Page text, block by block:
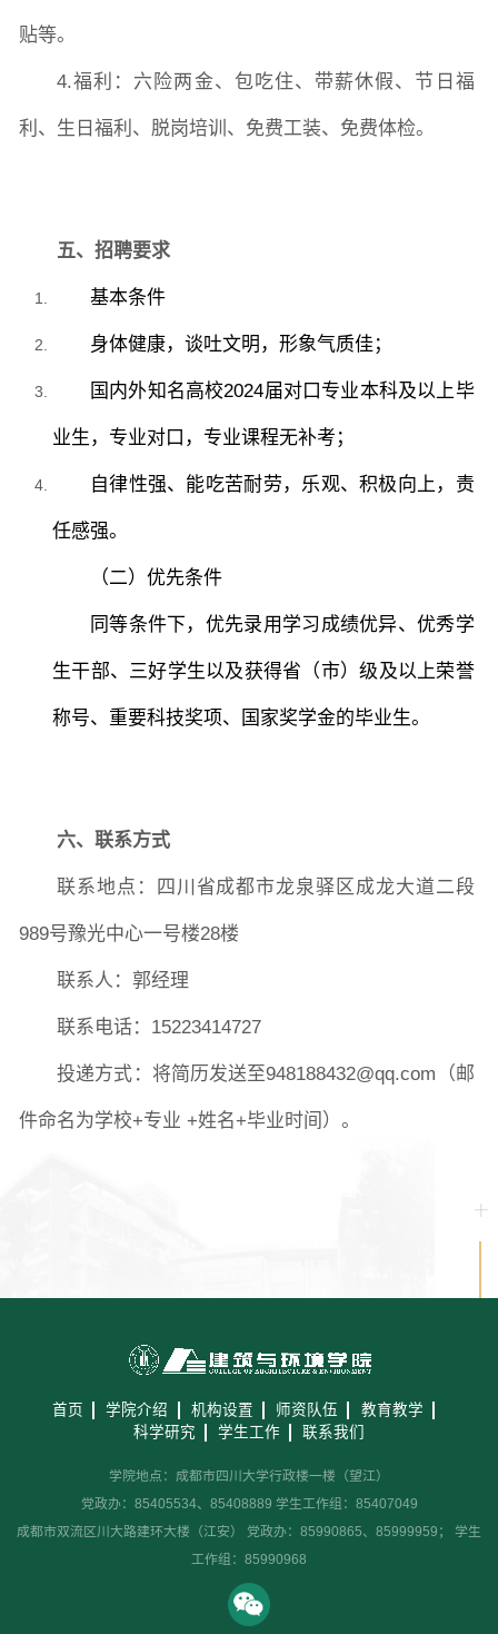
贴等。
4.福利：六险两金、包吃住、带薪休假、节日福
利、生日福利、脱岗培训、免费工装、免费体检。
五、招聘要求
基本条件
身体健康，谈吐文明，形象气质佳；
国内外知名高校2024届对口专业本科及以上毕
业生，专业对口，专业课程无补考；
自律性强、能吃苦耐劳，乐观、积极向上，责
任感强。
（二）优先条件
同等条件下，优先录用学习成绩优异、优秀学
生干部、三好学生以及获得省（市）级及以上荣誉
称号、重要科技奖项、国家奖学金的毕业生。
六、联系方式
联系地点：四川省成都市龙泉驿区成龙大道二段
989号豫光中心一号楼28楼
联系人：郭经理
联系电话： 15223414727
投递方式：将简历发送至948188432@qq.com（邮
件命名为学校+专业 +姓名+毕业时间）。
首页 学院介绍 机构设置 师资队伍
教育教学
科学研究
学生工作 联系我们
学院地点：成都市四川大学行政楼一楼（望江）
党政办：85405534、85408889 学生工作组：85407049
成都市双流区川大路建环大楼（江安） 党政办：85990865、85999959； 学生
工作组：85990968